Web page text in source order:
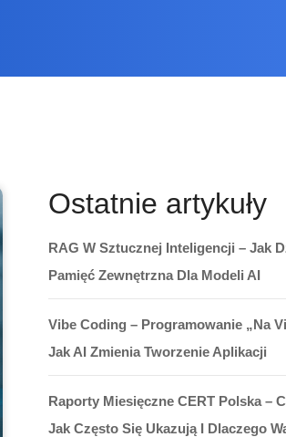
Ostatnie artykuły
RAG W Sztucznej Inteligencji – Jak
Pamięć Zewnętrzna Dla Modeli AI
Vibe Coding – Programowanie „na
Jak AI Zmienia Tworzenie Aplikacji
Raporty Miesięczne CERT Polska –
Jak Często Się Ukazują I Dlaczego